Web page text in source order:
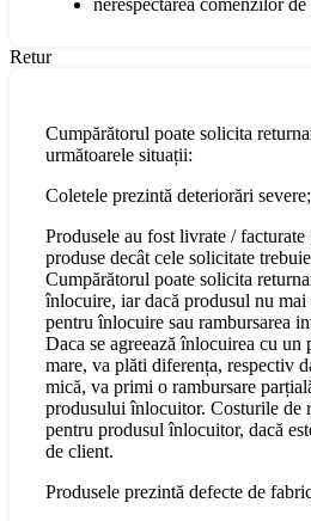
nerespectarea comenzilor
Retur
Cumpărătorul poate solicita
următoarele situații:
Coletele prezintă deteriorări severe;
Produsele au fost livrate /
produse decât cele solicitate
Cumpărătorul poate solicita
înlocuire, iar dacă produsul nu mai
pentru înlocuire sau rambursarea
Daca se agreează înlocuirea cu un
mare, va plăti diferența, respectiv
mică, va primi o rambursare
produsului înlocuitor. Costurile de
pentru produsul înlocuitor, dacă
de client.
Produsele prezintă defecte de